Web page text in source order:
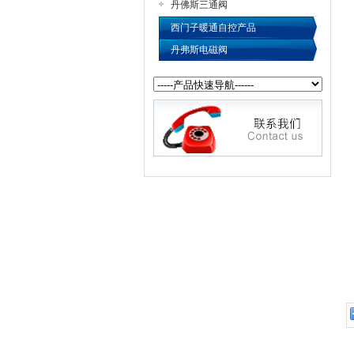
丹佛斯三通阀
西门子暖通自控产品
丹弗斯电磁阀